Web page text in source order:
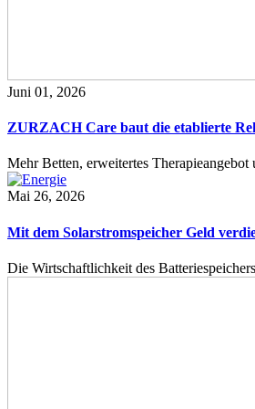
Juni 01, 2026
ZURZACH Care baut die etablierte
Mehr Betten, erweitertes
Mai 26, 2026
Mit dem Solarstromspeicher Geld
Die Wirtschaftlichkeit des